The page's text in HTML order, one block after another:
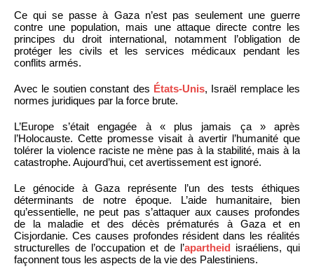
Ce qui se passe à Gaza n’est pas seulement une guerre
contre une population, mais une attaque directe contre les
principes du droit international, notamment l’obligation de
protéger les civils et les services médicaux pendant les
conflits armés.
Avec le soutien constant des États-Unis, Israël remplace les
normes juridiques par la force brute.
L’Europe s’était engagée à « plus jamais ça » après
l’Holocauste. Cette promesse visait à avertir l’humanité que
tolérer la violence raciste ne mène pas à la stabilité, mais à la
catastrophe. Aujourd’hui, cet avertissement est ignoré.
Le génocide à Gaza représente l’un des tests éthiques
déterminants de notre époque. L’aide humanitaire, bien
qu’essentielle, ne peut pas s’attaquer aux causes profondes
de la maladie et des décès prématurés à Gaza et en
Cisjordanie. Ces causes profondes résident dans les réalités
structurelles de l’occupation et de l’apartheid israéliens, qui
façonnent tous les aspects de la vie des Palestiniens.